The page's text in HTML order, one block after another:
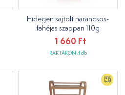
Hidegen sajtolt narancsos-
fahéjas szappan 110g
1 660 Ft
RAKTÁRON 4 db